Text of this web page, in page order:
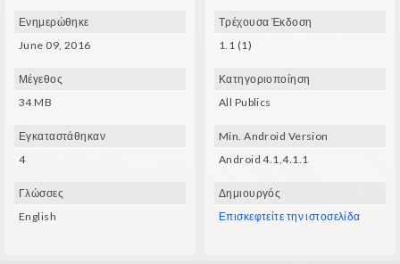
- Gyroscope
- Compatible VR glasses (VXMASK, Lakento, Durovis, Google Cardboard, etc.)
Ενημερώθηκε
June 09, 2016
Μέγεθος
34 MB
Εγκαταστάθηκαν
4
Γλώσσες
English
Τρέχουσα Έκδοση
1.1 (1)
Κατηγοριοποίηση
All Publics
Min. Android Version
Android 4.1,4.1.1
Δημιουργός
Επισκεφτείτε την ιστοσελίδα